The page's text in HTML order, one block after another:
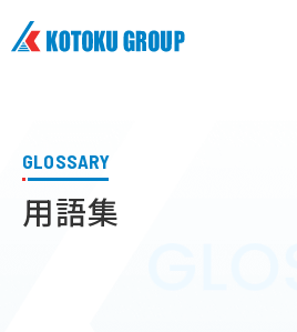
株式会社興徳ク
GLOSSARY
用語集